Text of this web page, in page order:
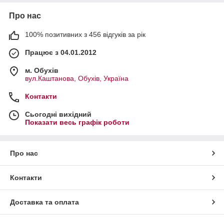
Про нас
100% позитивних з 456 відгуків за рік
Працює з 04.01.2012
м. Обухів
вул.Каштанова, Обухів, Україна
Контакти
Сьогодні вихідний
Показати весь графік роботи
Про нас
Контакти
Доставка та оплата